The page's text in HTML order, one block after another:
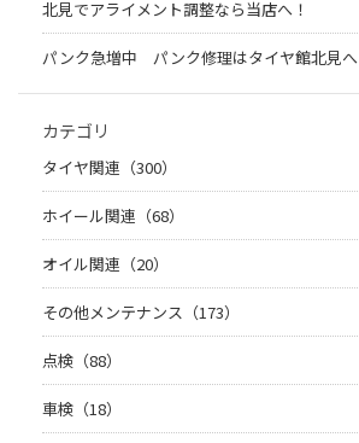
北見でアライメント調整なら当店へ！
パンク急増中 パンク修理はタイヤ館北見へ
カテゴリ
タイヤ関連（300）
ホイール関連（68）
オイル関連（20）
その他メンテナンス（173）
点検（88）
車検（18）